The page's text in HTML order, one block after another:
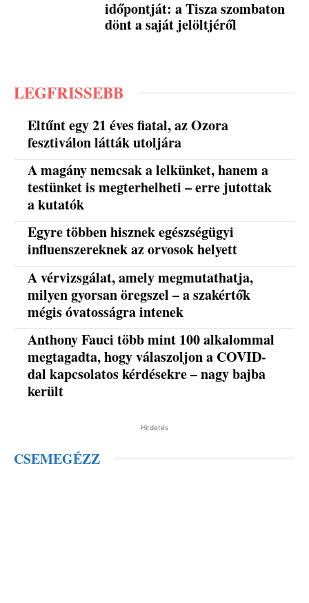
időpontját: a Tisza szombaton
dönt a saját jelöltjéről
LEGFRISSEBB
Eltűnt egy 21 éves fiatal, az Ozora
fesztiválon látták utoljára
A magány nemcsak a lelkünket, hanem a
testünket is megterhelheti – erre jutottak
a kutatók
Egyre többen hisznek egészségügyi
influenszereknek az orvosok helyett
A vérvizsgálat, amely megmutathatja,
milyen gyorsan öregszel – a szakértők
mégis óvatosságra intenek
Anthony Fauci több mint 100 alkalommal
megtagadta, hogy válaszoljon a COVID-
dal kapcsolatos kérdésekre – nagy bajba
került
Hirdetés
CSEMEGÉZZ